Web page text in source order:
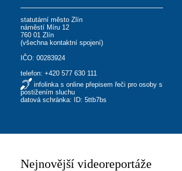
statutární město Zlín
náměstí Míru 12
760 01 Zlín
(všechna kontaktní spojení)
IČO: 00283924
telefon:+420 577 630 111
infolinka s online přepisem řeči pro osoby s
postižením sluchu
datová schránka: ID: 5ttb7bs
Nejnovější videoreportáže